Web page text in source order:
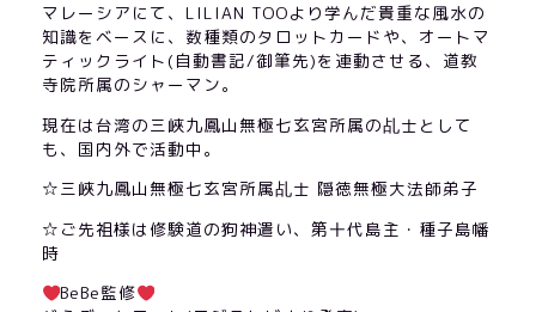
マレーシアにて、LILIAN TOOより学んだ貴重な風水の
知識をベースに、数種類のタロットカードや、オートマ
ティックライト(自動書記/御筆先)を連動させる、道教
寺院所属のシャーマン。
現在は台湾の三峽九鳳山無極七玄宮所属の乩士として
も、国内外で活動中。
☆三峽九鳳山無極七玄宮所属乩士 隠徳無極大法師弟子
☆ご先祖様は修験道の狗神遣い、第十代島主・種子島幡
時
BeBe監修